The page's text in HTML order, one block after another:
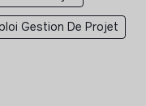
Gestion De Projet